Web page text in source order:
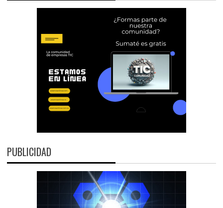
PUBLICIDAD